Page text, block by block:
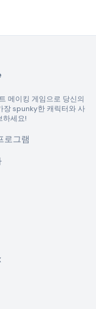
메이킹 게임으로 당신의
장 spunky한 캐릭터와 사
하세요!
로그램